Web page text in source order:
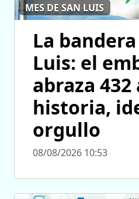
MES DE SAN LUIS
La
Luis: el
abraza 432
historia,
orgullo
08/08/2026 10:53